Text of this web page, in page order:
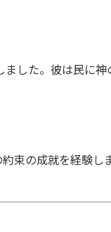
した。彼は民に神
束の成就を経験し